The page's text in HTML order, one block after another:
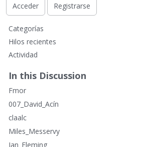
Acceder
Registrarse
E
n
a
c
e
s
r
á
p
Categorías
Hilos recientes
Actividad
In this Discussion
Fmor
007_David_Acín
claalc
Miles_Messervy
Ian_Fleming